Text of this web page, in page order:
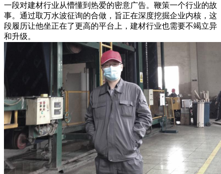
一段对建材行业从懵懂到热爱的密意广告。鞭策一个行业的故
事。通过取万水波征询的合做，旨正在深度挖掘企业内核，这
段履历让他坐正在了更高的平台上，建材行业也需要不竭立异
和升级。